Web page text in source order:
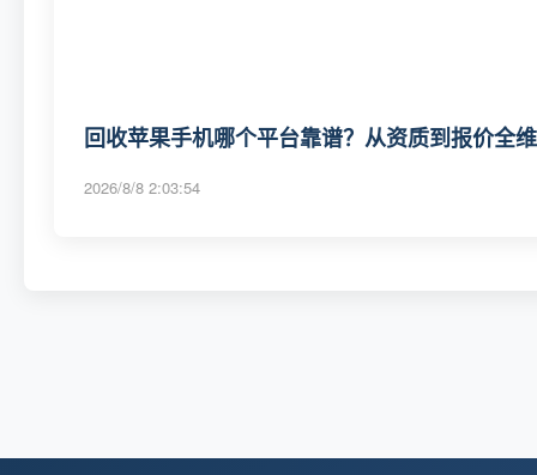
回收苹果手机哪个平台靠谱？从资质到报价全
2026/8/8 2:03:54